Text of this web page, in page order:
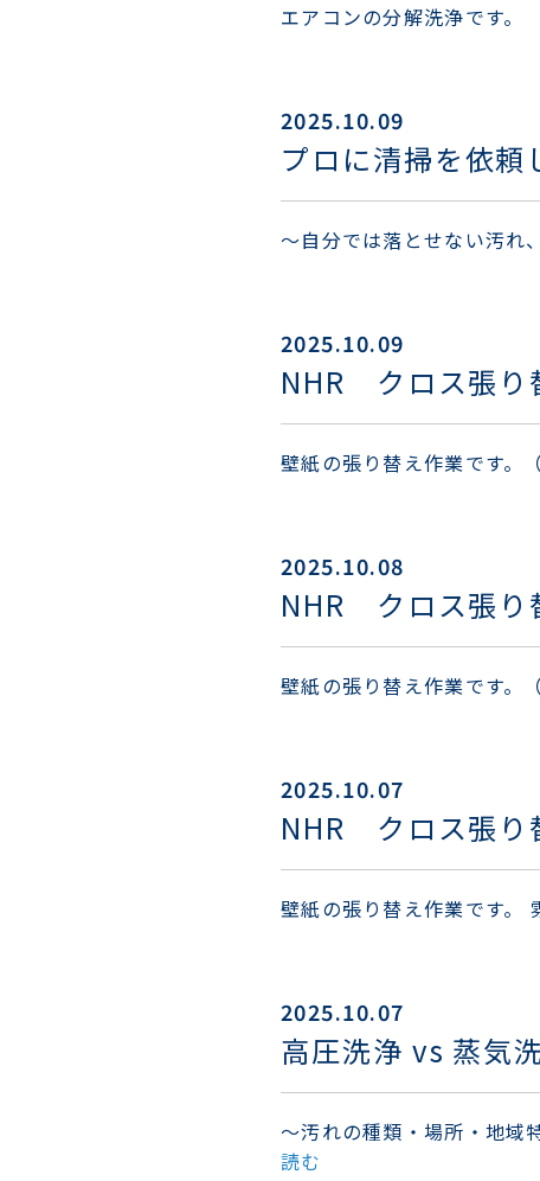
エアコンの分解洗浄です。
2025.10.09
プロに清掃を依頼
〜自分では落とせない汚れ
2025.10.09
NHR クロス張り
壁紙の張り替え作業です。
2025.10.08
NHR クロス張り
壁紙の張り替え作業です
2025.10.07
NHR クロス張り
壁紙の張り替え作業です。
2025.10.07
高圧洗浄 vs 蒸気
～汚れの種類・場所・地域
読む